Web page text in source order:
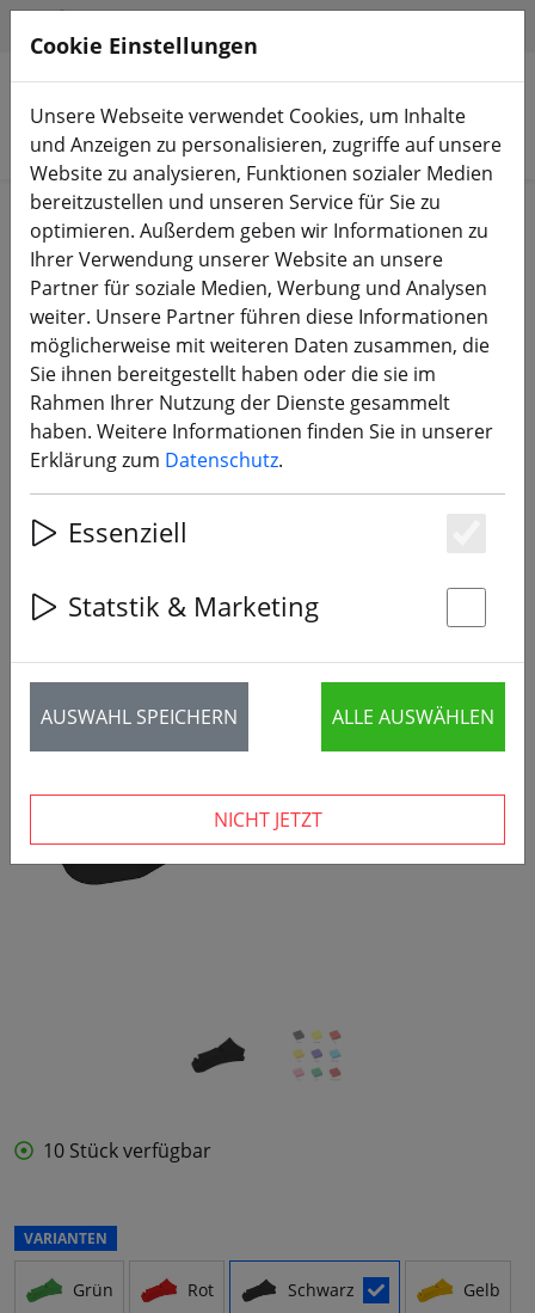
Produkte suchen
Start 3D Druck
Foxeer Foxwhoop35
Empfängerhalterung 3D Druck TPU
schwarz
‹ ›
10 Stück verfügbar
VARIANTEN
Grün Rot Schwarz Gelb
Cookie Einstellungen
Unsere Webseite verwendet Cookies, um Inhalte
und Anzeigen zu personalisieren, zugriffe auf unsere
Website zu analysieren, Funktionen sozialer Medien
bereitzustellen und unseren Service für Sie zu
optimieren. Außerdem geben wir Informationen zu
Ihrer Verwendung unserer Website an unsere
Partner für soziale Medien, Werbung und Analysen
weiter. Unsere Partner führen diese Informationen
möglicherweise mit weiteren Daten zusammen, die
Sie ihnen bereitgestellt haben oder die sie im
Rahmen Ihrer Nutzung der Dienste gesammelt
haben. Weitere Informationen finden Sie in unserer
Erklärung zum Datenschutz.
Essenziell
Statstik & Marketing
AUSWAHL SPEICHERN ALLE AUSWÄHLEN
NICHT JETZT